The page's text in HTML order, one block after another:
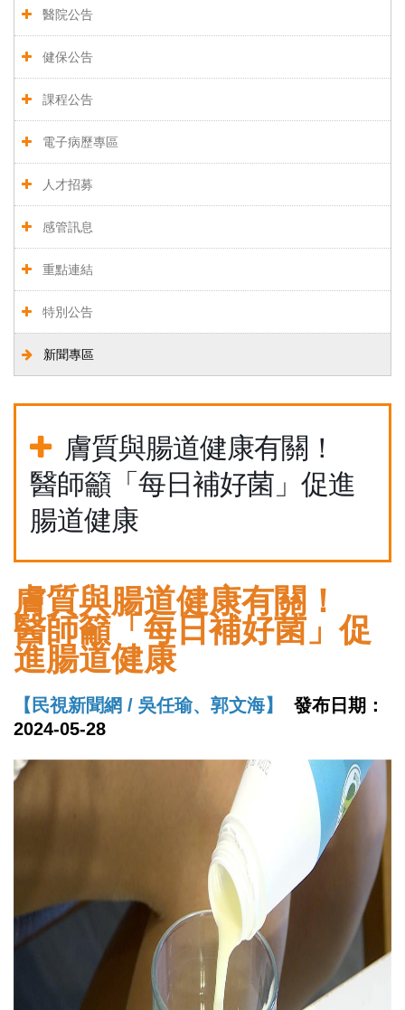
醫院公告
健保公告
課程公告
電子病歷專區
人才招募
感管訊息
重點連結
特別公告
新聞專區
膚質與腸道健康有關！
醫師籲「每日補好菌」促進
腸道健康
膚質與腸道健康有關！
醫師籲「每日補好菌」促
進腸道健康
【民視新聞網 / 吳任瑜、郭文海】
發布日期：
2024-05-28